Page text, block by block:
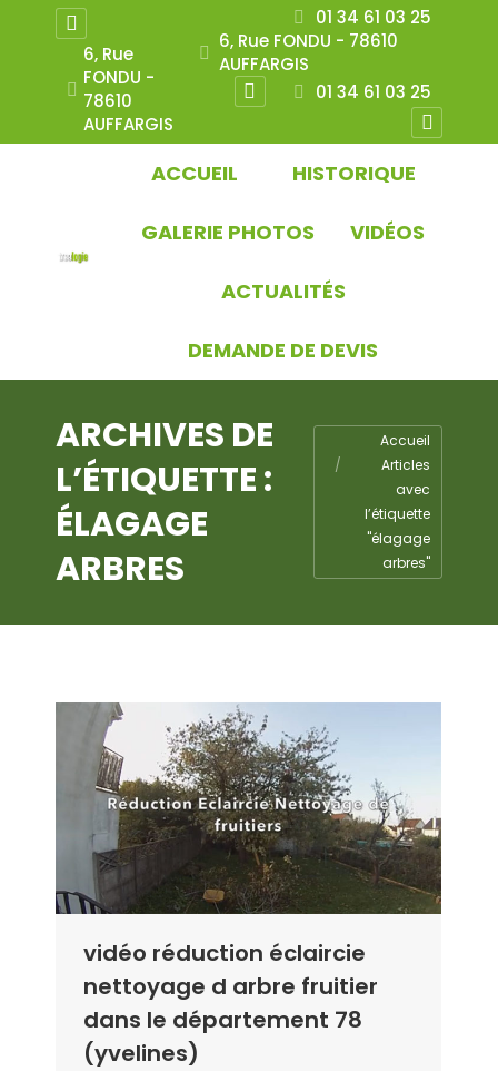
Instagram
page
opens
6, Rue
FONDU -
78610
AUFFARGIS
01 34 61 03 25
6, Rue FONDU - 78610
AUFFARGIS
Instagram
opens
new
01 34 61 03 25
ACCUEIL HISTORIQUE
GALERIE PHOTOS VIDÉOS
ACTUALITÉS
DEMANDE DE DEVIS
ARCHIVES DE
L’ÉTIQUETTE :
ÉLAGAGE
ARBRES
Vous êtes ici :
Accueil
Articles
avec
l’étiquette
"élagage
arbres"
vidéo réduction éclaircie
nettoyage d arbre fruitier
dans le département 78
(yvelines)